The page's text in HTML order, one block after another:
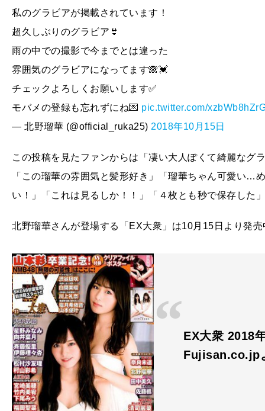
私のグラビアが掲載されています！
超久しぶりのグラビア👙
雨の中での撮影で今までとは違った
雰囲気のグラビアになってます🙈💓
チェックよろしくお願いします✅
モバメの登録も忘れずにね💌 pic.twitter.com/
— 北野瑠華 (@official_ruka25) 2018年10月15日
この投稿を見たファンからは「凄い大人ぽくて綺麗なグ
「この瑠華の雰囲気と髪形好き」「瑠華ちゃん可愛い…
い！」「これは見るしか！！」「４枚とも秒で保存した
北野瑠華さんが登場する「EX大衆」は10月15日より発売
EX大衆 2018
Fujisan.co.jp